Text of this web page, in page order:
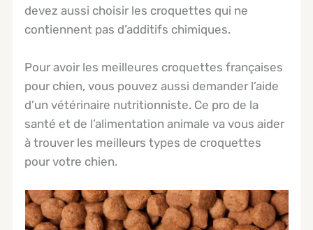
devez aussi choisir les croquettes qui ne
contiennent pas d’additifs chimiques.
Pour avoir les meilleures croquettes françaises
pour chien, vous pouvez aussi demander l’aide
d’un vétérinaire nutritionniste. Ce pro de la
santé et de l’alimentation animale va vous aider
à trouver les meilleurs types de croquettes
pour votre chien.